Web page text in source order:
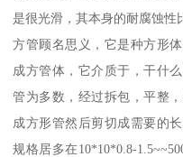
是很光滑，其本身的耐腐蚀性
方管顾名思义，它是种方形
成方管体，它介质于，干什
管为多数，经过拆包，平整
成方形管然后剪切成需要的
规格居多在10*10*0.8-